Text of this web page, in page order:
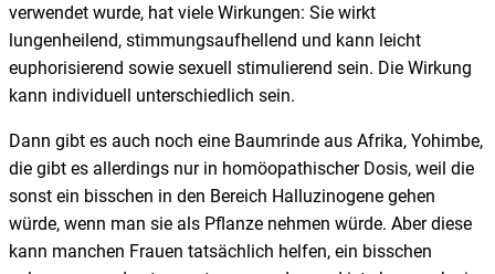
verwendet wurde, hat viele Wirkungen: Sie wirkt
lungenheilend, stimmungsaufhellend und kann leicht
euphorisierend sowie sexuell stimulierend sein. Die Wirkung
kann individuell unterschiedlich sein.
Dann gibt es auch noch eine Baumrinde aus Afrika, Yohimbe,
die gibt es allerdings nur in homöopathischer Dosis, weil die
sonst ein bisschen in den Bereich Halluzinogene gehen
würde, wenn man sie als Pflanze nehmen würde. Aber diese
kann manchen Frauen tatsächlich helfen, ein bisschen